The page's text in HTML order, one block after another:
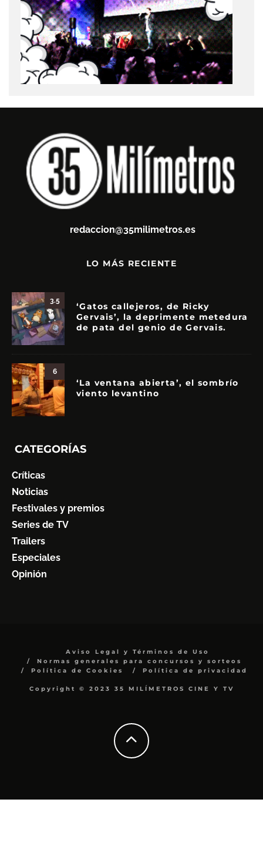
redaccion@35milimetros.es
LO MÁS RECIENTE
3.5
‘Gatos callejeros, de Ricky
Gervais’, la deprimente metedura
de pata del genio de Gervais.
6
‘La ventana abierta’, el sombrío
viento levantino
CATEGORÍAS
Críticas
Noticias
Festivales y premios
Series de TV
Trailers
Especiales
Opinión
Aviso Legal y Términos de Uso
Normas generales para concursos y sorteos
Política de Cookies
Política de privacidad
Copyright © 2023 35 MILÍMETROS CINE Y TV